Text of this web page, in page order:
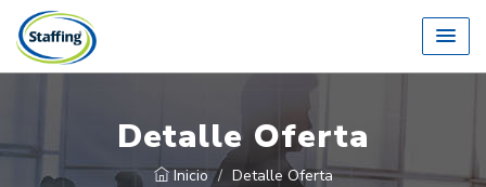
Detalle Oferta
Inicio Detalle Oferta